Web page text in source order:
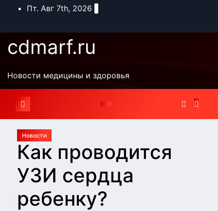
ПерейтиПт. Авг 7th, 2026
cdmarf.ru
Новости медицины и здоровья
Новости
Как проводится
УЗИ сердца
ребенку?